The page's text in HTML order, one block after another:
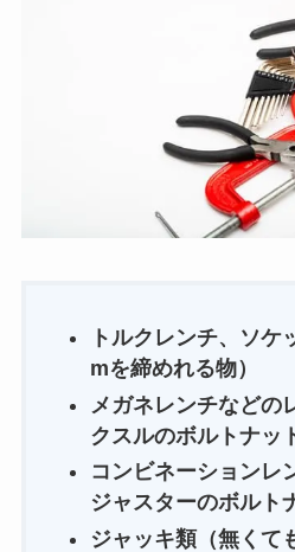
トルクレンチ、ソケ
mを締めれる物）
メガネレンチなどの
クスルのボルトナッ
コンビネーションレ
ジャスターのボルト
ジャッキ類（無くて